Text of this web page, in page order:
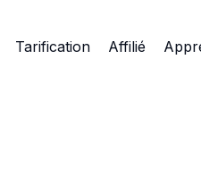
Tarification Affilié